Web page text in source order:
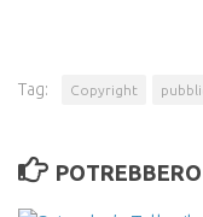
Tag: Copyright